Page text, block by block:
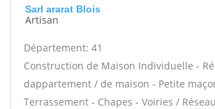
Sarl ararat Blois
Artisan
Département: 41
Construction de Maison Individuelle -
dappartement / de maison - Petite
Terrassement - Chapes - Voiries /